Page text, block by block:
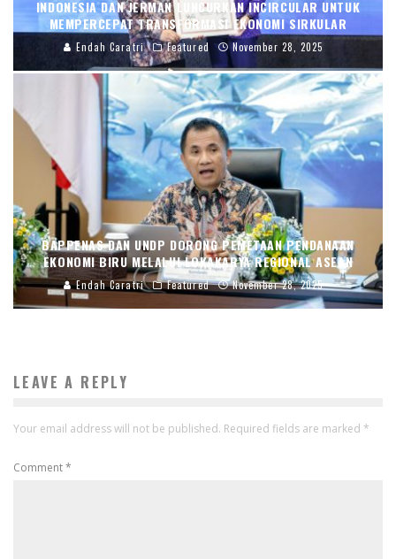
INDONESIA DAN JERMAN LUNCURKAN INCIRCULAR UNTUK
MEMPERCEPAT TRANSFORMASI EKONOMI SIRKULAR
Endah Caratri Featured November 28, 2025
BAPPENAS DAN UNDP DORONG PEMETAAN PENDANAAN
EKONOMI BIRU MELALUI LOKAKARYA REGIONAL ASEAN
Endah Caratri Featured November 28, 2025
LEAVE A REPLY
Your email address will not be published. Required fields are marked *
Comment*